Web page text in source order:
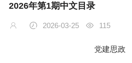
2026年第1期中文目录
2026-03-25 115
党建思政